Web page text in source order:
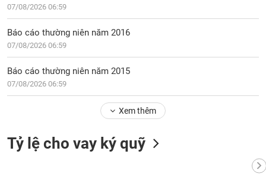
07/08/2026 06:59
Báo cáo thường niên năm 2016
07/08/2026 06:59
Báo cáo thường niên năm 2015
07/08/2026 06:59
Xem thêm
Tỷ lệ cho vay ký quỹ
Bài
viết
tác
giả
(-)
tích
(-)